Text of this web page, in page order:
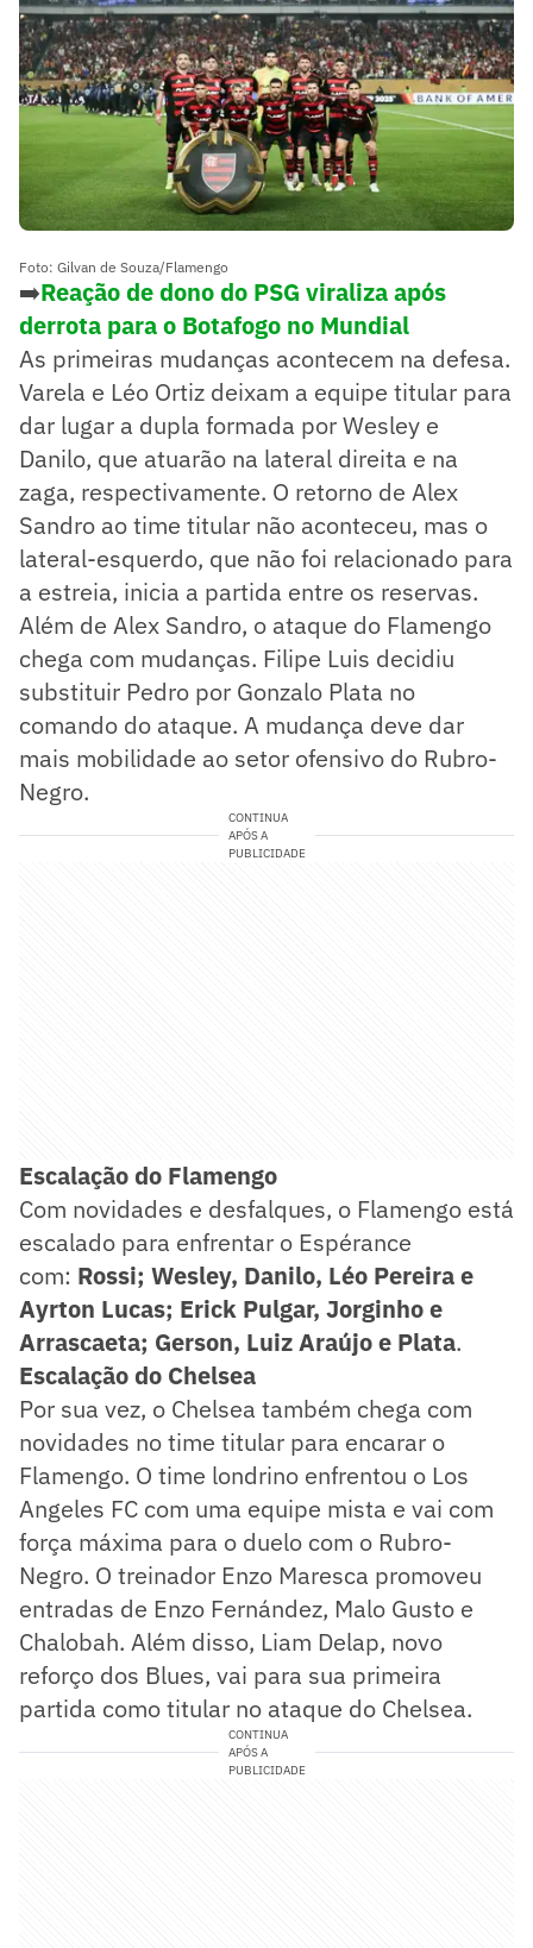
Foto: Gilvan de Souza/Flamengo
➡️Reação de dono do PSG viraliza após
derrota para o Botafogo no Mundial
As primeiras mudanças acontecem na defesa.
Varela e Léo Ortiz deixam a equipe titular para
dar lugar a dupla formada por Wesley e
Danilo, que atuarão na lateral direita e na
zaga, respectivamente. O retorno de Alex
Sandro ao time titular não aconteceu, mas o
lateral-esquerdo, que não foi relacionado para
a estreia, inicia a partida entre os reservas.
Além de Alex Sandro, o ataque do Flamengo
chega com mudanças. Filipe Luis decidiu
substituir Pedro por Gonzalo Plata no
comando do ataque. A mudança deve dar
mais mobilidade ao setor ofensivo do Rubro-
Negro.
CONTINUA
APÓS A
PUBLICIDADE
Escalação do Flamengo
Com novidades e desfalques, o Flamengo está
escalado para enfrentar o Espérance
com: Rossi; Wesley, Danilo, Léo Pereira e
Ayrton Lucas; Erick Pulgar, Jorginho e
Arrascaeta; Gerson, Luiz Araújo e Plata.
Escalação do Chelsea
Por sua vez, o Chelsea também chega com
novidades no time titular para encarar o
Flamengo. O time londrino enfrentou o Los
Angeles FC com uma equipe mista e vai com
força máxima para o duelo com o Rubro-
Negro. O treinador Enzo Maresca promoveu
entradas de Enzo Fernández, Malo Gusto e
Chalobah. Além disso, Liam Delap, novo
reforço dos Blues, vai para sua primeira
partida como titular no ataque do Chelsea.
CONTINUA
APÓS A
PUBLICIDADE